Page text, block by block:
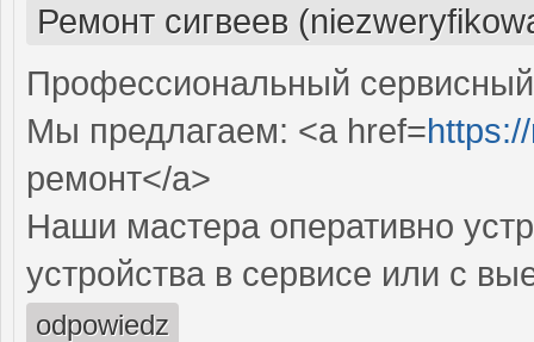
Ремонт сигвеев
Профессиональный
Мы предлагаем: <a href=
ремонт</a>
Наши мастера оперативно
устройства в сервисе или с
odpowiedz